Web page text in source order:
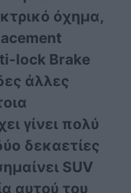
όχημα,
lock Brake
άλλες
γίνει πολύ
δεκαετίες
SUV
αυτού του